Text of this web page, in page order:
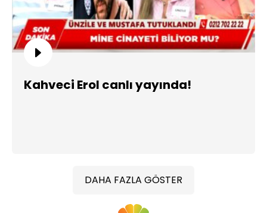
Kahveci Erol canlı yayında!
DAHA FAZLA GÖSTER